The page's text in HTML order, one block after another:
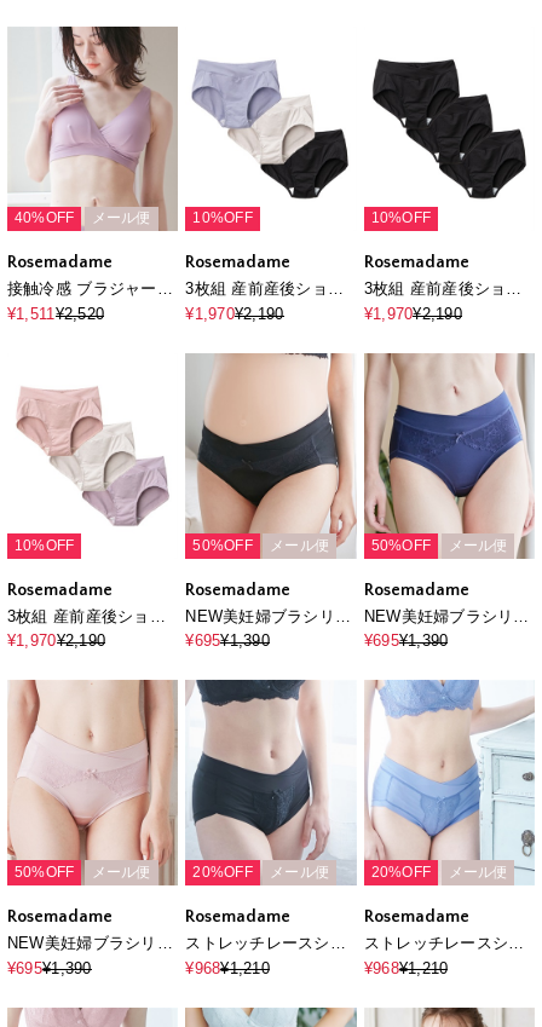
ブラ
40%OFF メール便
Rosemadame
接触冷感 ブラジャー
(マタニティ&授乳 楽々
¥1,511¥2,520
10%OFF
Rosemadame
3枚組 産前産後ショー
ツ（マタニティ/授乳
産前 産後
¥1,970¥2,190
10%OFF
Rosemadame
3枚組 産前産後ショー
ツ（マタニティ/授乳
産前 産後
¥1,970¥2,190
10%OFF
Rosemadame
3枚組 産前産後ショー
ツ（マタニティ/授乳
産前 産後
¥1,970¥2,190
50%OFF メール便
Rosemadame
NEW美妊婦ブラシリー
ズ産前産後ショーツ
入院準備 出産準備 産前
産後
¥695¥1,390
50%OFF メール便
Rosemadame
NEW美妊婦ブラシリー
ズ産前産後ショーツ
入院準備 出産準備 産前
産後
¥695¥1,390
50%OFF メール便
Rosemadame
NEW美妊婦ブラシリー
ズ産前産後ショーツ
入院準備 出産準備 産前
¥695¥1,390
20%OFF メール便
Rosemadame
ストレッチレースショ
ーツ 妊婦 出産準
産後 マタニティショ
¥968¥1,210
20%OFF メール便
Rosemadame
ストレッチレースショ
ーツ 妊婦 出産準
産後 マタニティショ
¥968¥1,210